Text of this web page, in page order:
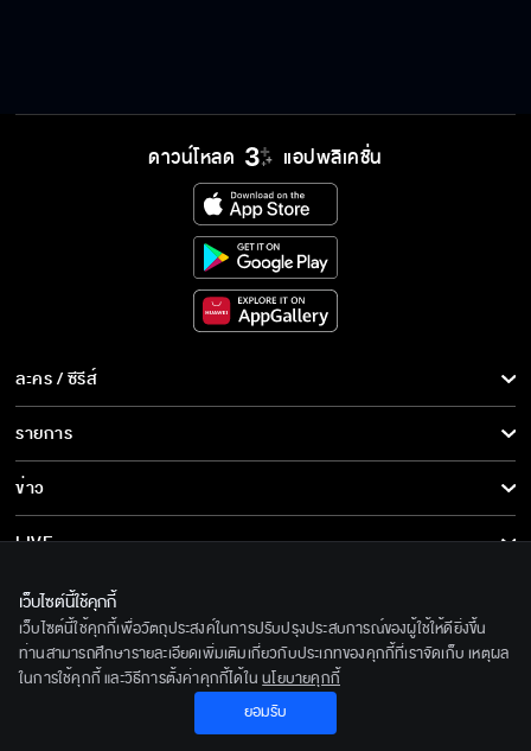
ดาวน์โหลด แอปพลิเคชั่น
ละคร / ซีรีส์
ละคร/ซีรีส์
ซีรีส์นานาชาติ
การ์ตูน & เกม
รายการ
รายการทั้งหมด
ข่าว
ข่าวทั้งหมด
ข่าวประชาสัมพันธ์
LIVE
เกี่ยวกับเรา
BEC World
รู้จักเรา
ติดตามเราได้ที่
© 2020 Bangkok Entertainment Co.,Ltd. All Rights Reserved.
Powered by BECi Corporation Ltd.
เว็บไซต์นี้ใช้คุกกี้
เว็บไซต์นี้ใช้คุกกี้เพื่อวัตถุประสงค์ในการปรับปรุงประสบการณ์ของผู้ใช้ให้ดียิ่งขึ้น
ท่านสามารถศึกษารายละเอียดเพิ่มเติมเกี่ยวกับประเภทของคุกกี้ที่เราจัดเก็บ เหตุผล
ในการใช้คุกกี้ และวิธีการตั้งค่าคุกกี้ได้ใน นโยบายคุกกี้
ยอมรับ